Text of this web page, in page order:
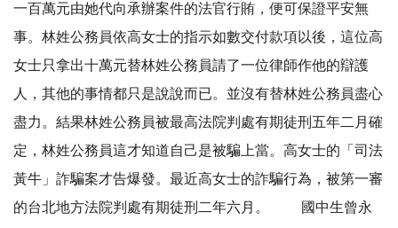
一百萬元由她代向承辦案件的法官行賄，便可保證平安無
事。林姓公務員依高女士的指示如數交付款項以後，這位高
女士只拿出十萬元替林姓公務員請了一位律師作他的辯護
人，其他的事情都只是說說而已。並沒有替林姓公務員盡心
盡力。結果林姓公務員被最高法院判處有期徒刑五年二月確
定，林姓公務員這才知道自己是被騙上當。高女士的「司法
黃牛」詐騙案才告爆發。最近高女士的詐騙行為，被第一審
的台北地方法院判處有期徒刑二年六月。 國中生曾永